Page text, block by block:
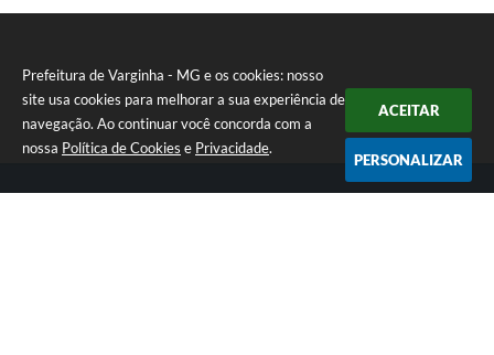
Prefeitura de Varginha - MG e os cookies: nosso
site usa cookies para melhorar a sua experiência de
navegação. Ao continuar você concorda com a
nossa Política de Cookies e Privacidade.
ACEITAR
PERSONALIZAR